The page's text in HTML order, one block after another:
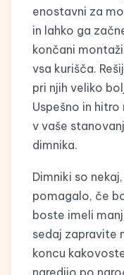
enostavni za
in lahko ga
končani
vsa kurišča.
pri njih veliko
Uspešno in
v vaše
dimnika.
Dimniki so
pomagalo, če
boste imeli
sedaj zapravite
koncu
naredijo po